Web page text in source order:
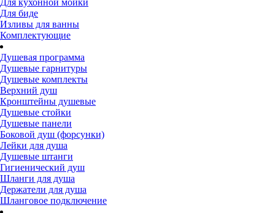
Для кухонной мойки
Для биде
Изливы для ванны
Комплектующие
Душевая программа
Душевые гарнитуры
Душевые комплекты
Верхний душ
Кронштейны душевые
Душевые стойки
Душевые панели
Боковой душ (форсунки)
Лейки для душа
Душевые штанги
Гигиенический душ
Шланги для душа
Держатели для душа
Шланговое подключение